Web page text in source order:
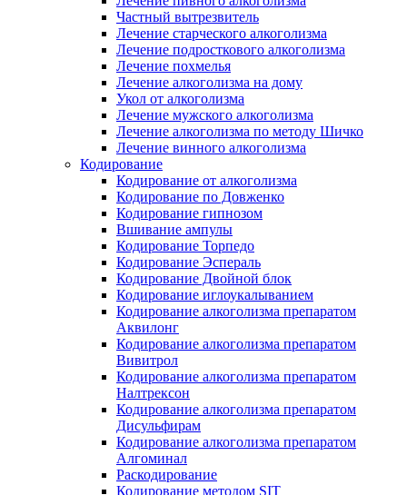
Частный вытрезвитель
Лечение старческого алкоголизма
Лечение подросткового алкоголизма
Лечение похмелья
Лечение алкоголизма на дому
Укол от алкоголизма
Лечение мужского алкоголизма
Лечение алкоголизма по методу Шичко
Лечение винного алкоголизма
Кодирование
Кодирование от алкоголизма
Кодирование по Довженко
Кодирование гипнозом
Вшивание ампулы
Кодирование Торпедо
Кодирование Эспераль
Кодирование Двойной блок
Кодирование иглоукалыванием
Кодирование алкоголизма препаратом
Аквилонг
Кодирование алкоголизма препаратом
Вивитрол
Кодирование алкоголизма препаратом
Налтрексон
Кодирование алкоголизма препаратом
Дисульфирам
Кодирование алкоголизма препаратом
Алгоминал
Раскодирование
Кодирование методом SIT